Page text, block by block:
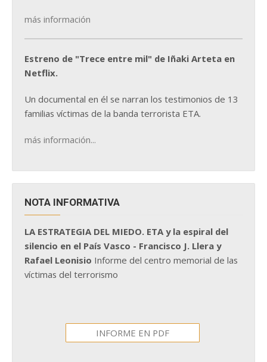
más información
Estreno de "Trece entre mil" de Iñaki Arteta en
Netflix.
Un documental en él se narran los testimonios de 13
familias víctimas de la banda terrorista ETA.
más información...
NOTA INFORMATIVA
LA ESTRATEGIA DEL MIEDO. ETA y la espiral del
silencio en el País Vasco - Francisco J. Llera y
Rafael Leonisio Informe del centro memorial de las
víctimas del terrorismo
INFORME EN PDF